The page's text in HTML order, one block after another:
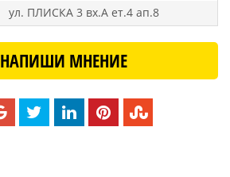
ул. ПЛИСКА 3 вх.А ет.4 ап.8
НАПИШИ МНЕНИЕ